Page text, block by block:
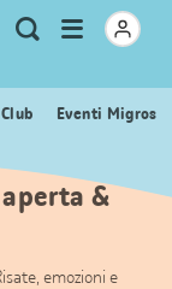
Metanavigazione
Ricerca
Apri
menu
Eventi Migros
&
emozioni e